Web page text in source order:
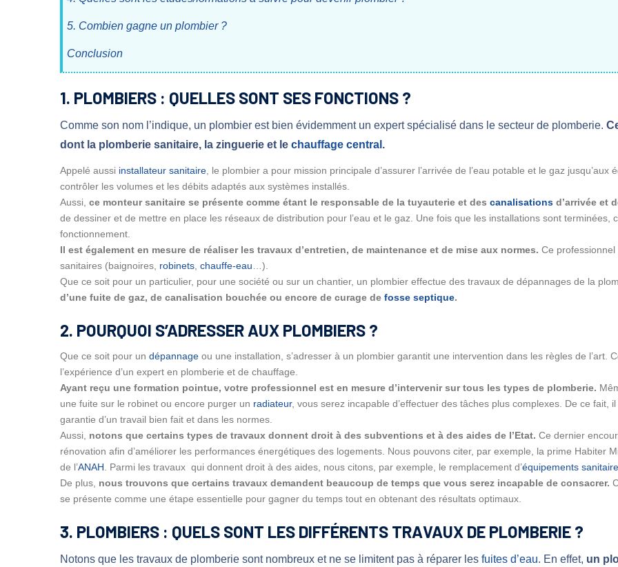
5. Combien gagne un plombier ?
Conclusion
1. PLOMBIERS : QUELLES SONT SES FONCTIONS ?
Comme son nom l’indique, un plombier est bien évidemment un expert spécialisé dans le secteur de plomberie.
dont la plomberie sanitaire, la zinguerie et le chauffage central .
Appelé aussi installateur sanitaire , le plombier a pour mission principale d’assurer l’arrivée de l’eau potable et le gaz
contrôler les volumes et les débits adaptés aux systèmes installés.
Aussi, ce monteur sanitaire se présente comme étant le responsable de la tuyauterie et des canalisations d’arrivée et
de dessiner et de mettre en place les réseaux de distribution pour l’eau et le gaz. Une fois que les installations sont terminées,
fonctionnement.
Il est également en mesure de réaliser les travaux d’entretien, de maintenance et de mise aux normes. Ce
sanitaires (baignoires, robinets chauffe-eau …).
Que ce soit pour un particulier, pour une société ou sur un chantier, un plombier effectue des travaux de dépannages de la
d’une fuite de gaz, de canalisation bouchée ou encore de curage de fosse septique.
2. POURQUOI S’ADRESSER AUX PLOMBIERS ?
Que ce soit pour un dépannage ou une installation, s’adresser à un plombier garantit une intervention dans les règles de l’art.
l’expérience d’un expert en plomberie et de chauffage.
Ayant reçu une formation pointue, votre professionnel est en mesure d’intervenir sur tous les types de plomberie.
une fuite sur le robinet ou encore purger un radiateur, vous serez incapable d’effectuer des tâches plus complexes. De ce
garantie d’un travail bien fait et dans les normes.
Aussi, notons que certains types de travaux donnent droit à des subventions et à des aides de l’Etat. Ce dernier
rénovation afin d’améliorer les performances énergétiques des logements. Nous pouvons citer, par exemple, la prime Habiter
de l’ANAH . Parmi les travaux qui donnent droit à des aides, nous citons, par exemple, le remplacement d’équipements
De plus, nous trouvons que certains travaux demandent beaucoup de temps que vous serez incapable de consacrer.
se présente comme une étape essentielle pour gagner du temps tout en obtenant des résultats optimaux.
3. PLOMBIERS : QUELS SONT LES DIFFÉRENTS TRAVAUX DE PLOMBERIE ?
Notons que les travaux de plomberie sont nombreux et ne se limitent pas à réparer les fuites d’eau. En effet, un